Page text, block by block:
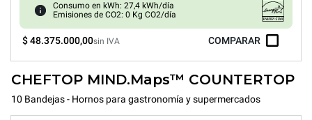
Consumo en kWh: 27,4 kWh/día
Emisiones de CO2: 0 Kg CO2/día
$ 48.375.000,00sin IVA COMPARAR
CHEFTOP MIND.Maps™ COUNTERTOP
10 Bandejas - Hornos para gastronomía y supermercados